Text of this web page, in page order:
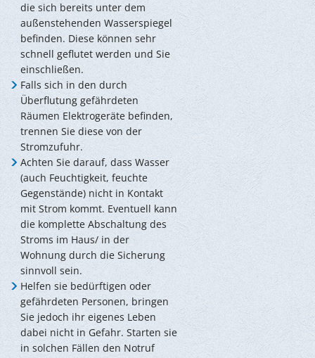
die sich bereits unter dem
außenstehenden Wasserspiegel
befinden. Diese können sehr
schnell geflutet werden und Sie
einschließen.
Falls sich in den durch
Überflutung gefährdeten
Räumen Elektrogeräte befinden,
trennen Sie diese von der
Stromzufuhr.
Achten Sie darauf, dass Wasser
(auch Feuchtigkeit, feuchte
Gegenstände) nicht in Kontakt
mit Strom kommt. Eventuell kann
die komplette Abschaltung des
Stroms im Haus/ in der
Wohnung durch die Sicherung
sinnvoll sein.
Helfen sie bedürftigen oder
gefährdeten Personen, bringen
Sie jedoch ihr eigenes Leben
dabei nicht in Gefahr. Starten sie
in solchen Fällen den Notruf